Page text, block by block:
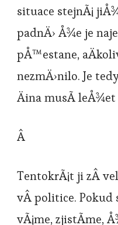
situace stejnÃ¡
padnÄ› Å¾e je
pÅ™estane,
nezmÄ›nilo. Je
Äina musÃ­ leÅ¾et
Â
TentokrÃ¡t ji zÂ
vÂ politice. Pokud
vÃ¡me, zjistÃ­me,